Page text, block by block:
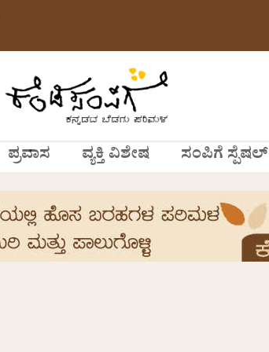
ಪ್ರವಾಸ ವ್ಯಕ್ತಿ ವಿಶೇಷ ಸಂಪಿಗೆ ಸ್ಪೆಷಲ್